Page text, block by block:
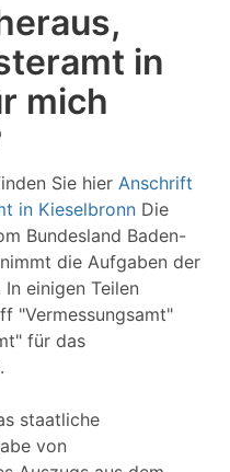
in
mich
Sie hier Anschrift
in Kieselbronn Die
Bundesland Baden-
die Aufgaben der
einigen Teilen
"Vermessungsamt"
für das
staatliche
von